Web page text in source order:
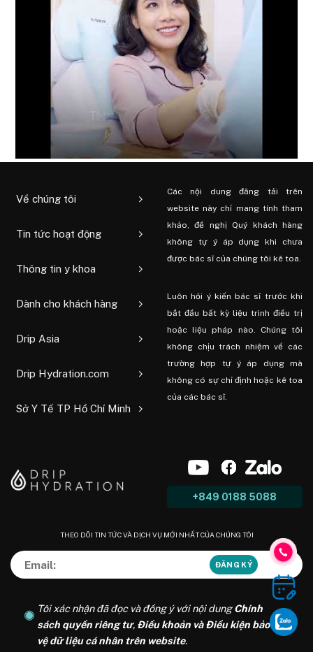
Về chúng tôi
Tin tức hoạt động
Thông tin y khoa
Dành cho khách hàng
Drip Asia
Drip Hydration.com
Sở Y Tế TP Hồ Chí Minh
Các nội dung đăng tải trên
website này chỉ mang tính tham
khảo, đề nghị Quý khách hàng
không tự ý áp dụng khi chưa
được bác sĩ của chúng tôi kê toa.
Luôn hỏi ý kiến ​​bác sĩ trước khi
bắt đầu bất kỳ liệu trình điều trị
hoặc liệu pháp nào. Chúng tôi
không chịu trách nhiệm về các
trường hợp tự ý áp dụng mà
không có sự chỉ định hoặc kê toa
của các bác sĩ.
+849 0188 5088
THEO DÕI TIN TỨC VÀ DỊCH VỤ MỚI NHẤT CỦA CHÚNG TÔI
Tôi xác nhận đã đọc và đồng ý với nội dungChính
sách quyền riêng tư, Điều khoản và Điều kiện bảo
vệ dữ liệu cá nhân trên website.